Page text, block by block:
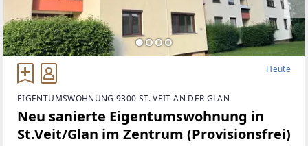
Heute
EIGENTUMSWOHNUNG 9300 ST. VEIT AN DER GLAN
Neu sanierte Eigentumswohnung in
St.Veit/Glan im Zentrum (Provisionsfrei)